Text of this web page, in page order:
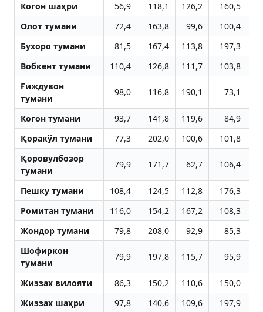
Когон шаҳри
56,9 118,1 126,2 160,5
Олот тумани
72,4 163,8 99,6 100,4
Бухоро тумани
81,5 167,4 113,8 197,3
Вобкент тумани
110,4 126,8 111,7 103,8
Ғиждувон
тумани
98,0 116,8 190,1 73,1
Когон тумани 93,7 141,8 119,6 84,9
Қоракўл тумани
77,3 202,0 100,6 101,8
Қоровулбозор
тумани
79,9 171,7 62,7 106,4
Пешку тумани 108,4 124,5 112,8 176,3
Ромитан тумани
116,0 154,2 167,2 108,3
Жондор тумани
79,8 208,0 92,9 85,3
Шофиркон
тумани
79,9 197,8 115,7 95,9
Жиззах вилояти 86,3 150,2 110,6 150,0
Жиззах шаҳри
97,8 140,6 109,6 197,9